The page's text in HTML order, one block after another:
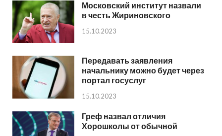
Московский институт назвали
в честь Жириновского
15.10.2023
Передавать заявления
начальнику можно будет через
портал госуслуг
15.10.2023
Греф назвал отличия
Хорошколы от обычной